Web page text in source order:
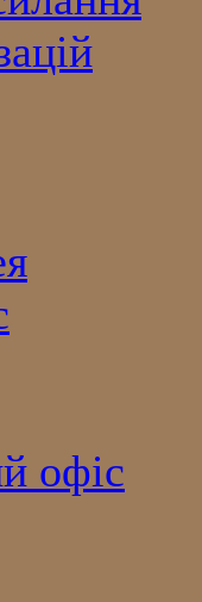
офіс